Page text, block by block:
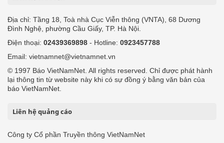
Địa chỉ: Tầng 18, Toà nhà Cục Viễn thông (VNTA), 68 Dương
Đình Nghệ, phường Cầu Giấy, TP. Hà Nội.
Điện thoại: 02439369898 - Hotline: 0923457788
Email: vietnamnet@vietnamnet.vn
© 1997 Báo VietNamNet. All rights reserved. Chỉ được phát hành
lại thông tin từ website này khi có sự đồng ý bằng văn bản của
báo VietNamNet.
Liên hệ quảng cáo
Công ty Cổ phần Truyền thông VietNamNet